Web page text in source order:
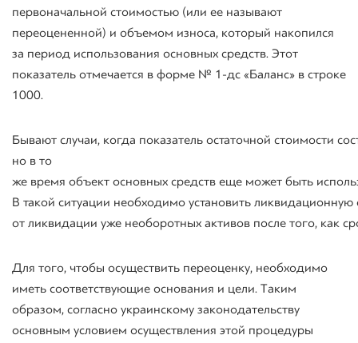
первоначальной стоимостью (или ее называют
переоцененной) и объемом износа, который накопился
за период использования основных средств. Этот
показатель отмечается в форме № 1-дс «Баланс» в строке
1000.
Бывают случаи, когда показатель остаточной стоимости
но в то
же время объект основных средств еще может быть
В такой ситуации необходимо установить ликвидационную
от ликвидации уже необоротных активов после того, как
Для того, чтобы осуществить переоценку, необходимо
иметь соответствующие основания и цели. Таким
образом, согласно украинскому законодательству
основным условием осуществления этой процедуры